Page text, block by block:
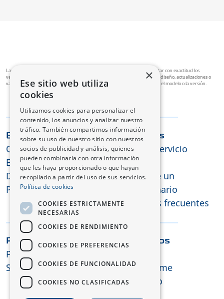
Las imágenes tienen únicamente fines ilustrativos y pueden no representar con exactitud los
vehículos disponibles en cada mercado, por ejemplo, debido a cambios de diseño, actualizaciones o
variaciones de color. Los accesorios y equipamientos pueden variar según el modelo o la versión.
Explora Changan
Quiénes somos
E-technology
Diseño
Prensa y medios
Servicios
Nuestro servicio
Garantía
Encuentre un
concesionario
Preguntas frecuentes
Prueba y Ofertas
Prueba de conducción
Solicitud de oferta
Contactos
Mantenerme
informado
×
Ese sitio web utiliza
cookies
Utilizamos cookies para personalizar el
contenido, los anuncios y analizar nuestro
tráfico. También compartimos información
sobre su uso de nuestro sitio con nuestros
socios de publicidad y análisis, quienes
pueden combinarla con otra información
que les haya proporcionado o que hayan
recopilado a partir del uso de sus servicios.
Política de cookies
COOKIES ESTRICTAMENTE
NECESARIAS
COOKIES DE RENDIMIENTO
COOKIES DE PREFERENCIAS
COOKIES DE FUNCIONALIDAD
COOKIES NO CLASIFICADAS